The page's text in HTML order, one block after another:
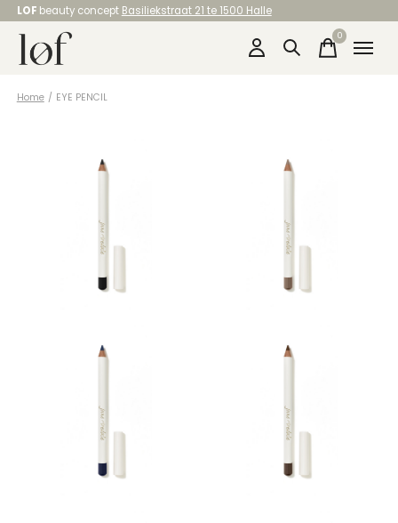
LOF beauty concept Basiliekstraat 21 te 1500 Halle
0items
Home / EYE PENCIL